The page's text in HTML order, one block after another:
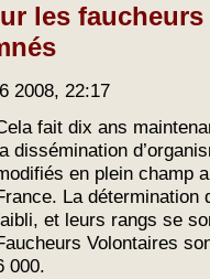
les
2008, 22:17
fait dix ans
dissémination
en plein champ
La détermination
et leurs rangs se
Volontaires
000.